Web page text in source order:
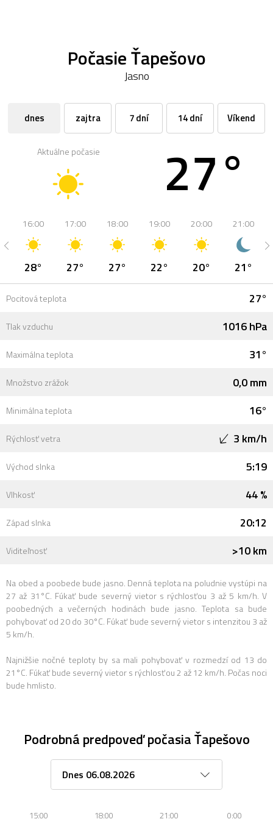
Počasie Ťapešovo
Jasno
dnes zajtra 7 dní 14 dní Víkend
Aktuálne počasie 27°
16:00
28°
17:00
27°
18:00
27°
19:00
22°
20:00
20°
21:00
21°
Pocitová teplota 27°
Tlak vzduchu 1016 hPa
Maximálna teplota 31°
Množstvo zrážok 0,0 mm
Minimálna teplota 16°
Rýchlosť vetra 3 km/h
Východ slnka 5:19
Vlhkosť 44 %
Západ slnka 20:12
Viditeľnosť >10 km
Na obed a poobede bude jasno. Denná teplota na poludnie vystúpi na
27 až 31°C. Fúkať bude severný vietor s rýchlosťou 3 až 5 km/h. V
poobedných a večerných hodinách bude jasno. Teplota sa bude
pohybovať od 20 do 30°C. Fúkať bude severný vietor s intenzitou 3 až
5 km/h.
Najnižšie nočné teploty by sa mali pohybovať v rozmedzí od 13 do
21°C. Fúkať bude severný vietor s rýchlosťou 2 až 12 km/h. Počas noci
bude hmlisto.
Podrobná predpoveď počasia Ťapešovo
15:00 18:00 21:00 0:00